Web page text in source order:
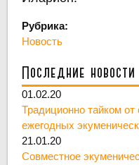
Рубрика:
Новость
Последние новости
01.02.20
Традиционно тайком
ежегодных
21.01.20
Совместное